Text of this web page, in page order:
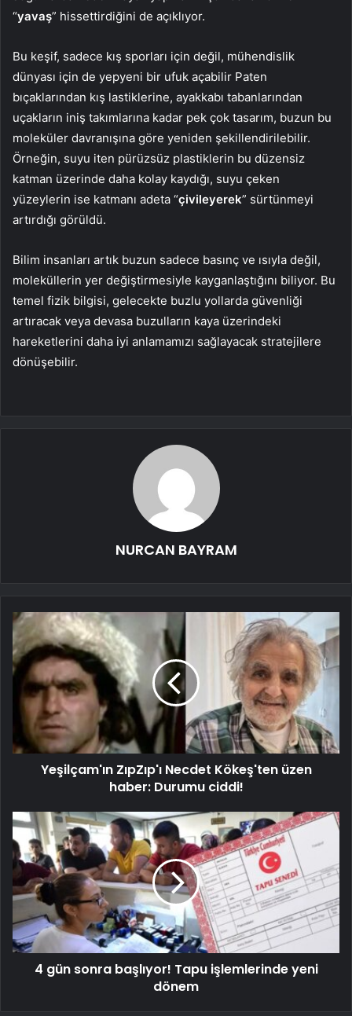
“yavaş” hissettirdiğini de açıklıyor.
Bu keşif, sadece kış sporları için değil, mühendislik
dünyası için de yepyeni bir ufuk açabilir Paten
bıçaklarından kış lastiklerine, ayakkabı tabanlarından
uçakların iniş takımlarına kadar pek çok tasarım, buzun bu
moleküler davranışına göre yeniden şekillendirilebilir.
Örneğin, suyu iten pürüzsüz plastiklerin bu düzensiz
katman üzerinde daha kolay kaydığı, suyu çeken
yüzeylerin ise katmanı adeta “çivileyerek” sürtünmeyi
artırdığı görüldü.
Bilim insanları artık buzun sadece basınç ve ısıyla değil,
moleküllerin yer değiştirmesiyle kayganlaştığını biliyor. Bu
temel fizik bilgisi, gelecekte buzlu yollarda güvenliği
artıracak veya devasa buzulların kaya üzerindeki
hareketlerini daha iyi anlamamızı sağlayacak stratejilere
dönüşebilir.
NURCAN BAYRAM
Yeşilçam'ın ZıpZıp'ı Necdet Kökeş'ten üzen
haber: Durumu ciddi!
4 gün sonra başlıyor! Tapu işlemlerinde yeni
dönem